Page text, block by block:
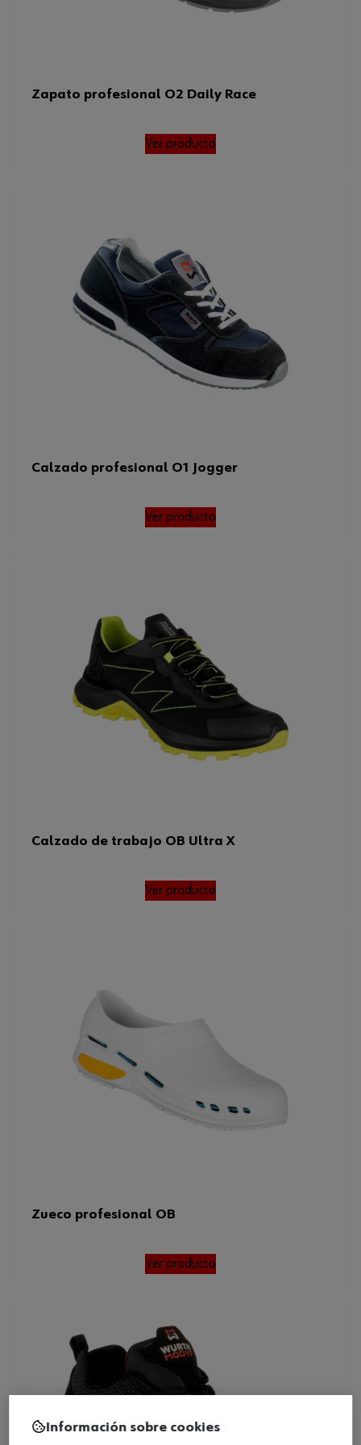
Zapato profesional O2 Daily Race
Ver producto
Calzado profesional O1 Jogger
Ver producto
Calzado de trabajo OB Ultra X
Ver producto
Zueco profesional OB
Ver producto
Información sobre cookies